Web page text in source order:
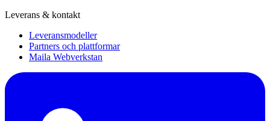
Leverans & kontakt
Leveransmodeller
Partners och plattformar
Maila Webverkstan